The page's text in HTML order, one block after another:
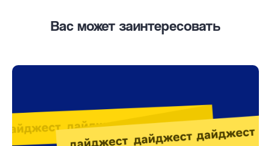
Вас может заинтересовать